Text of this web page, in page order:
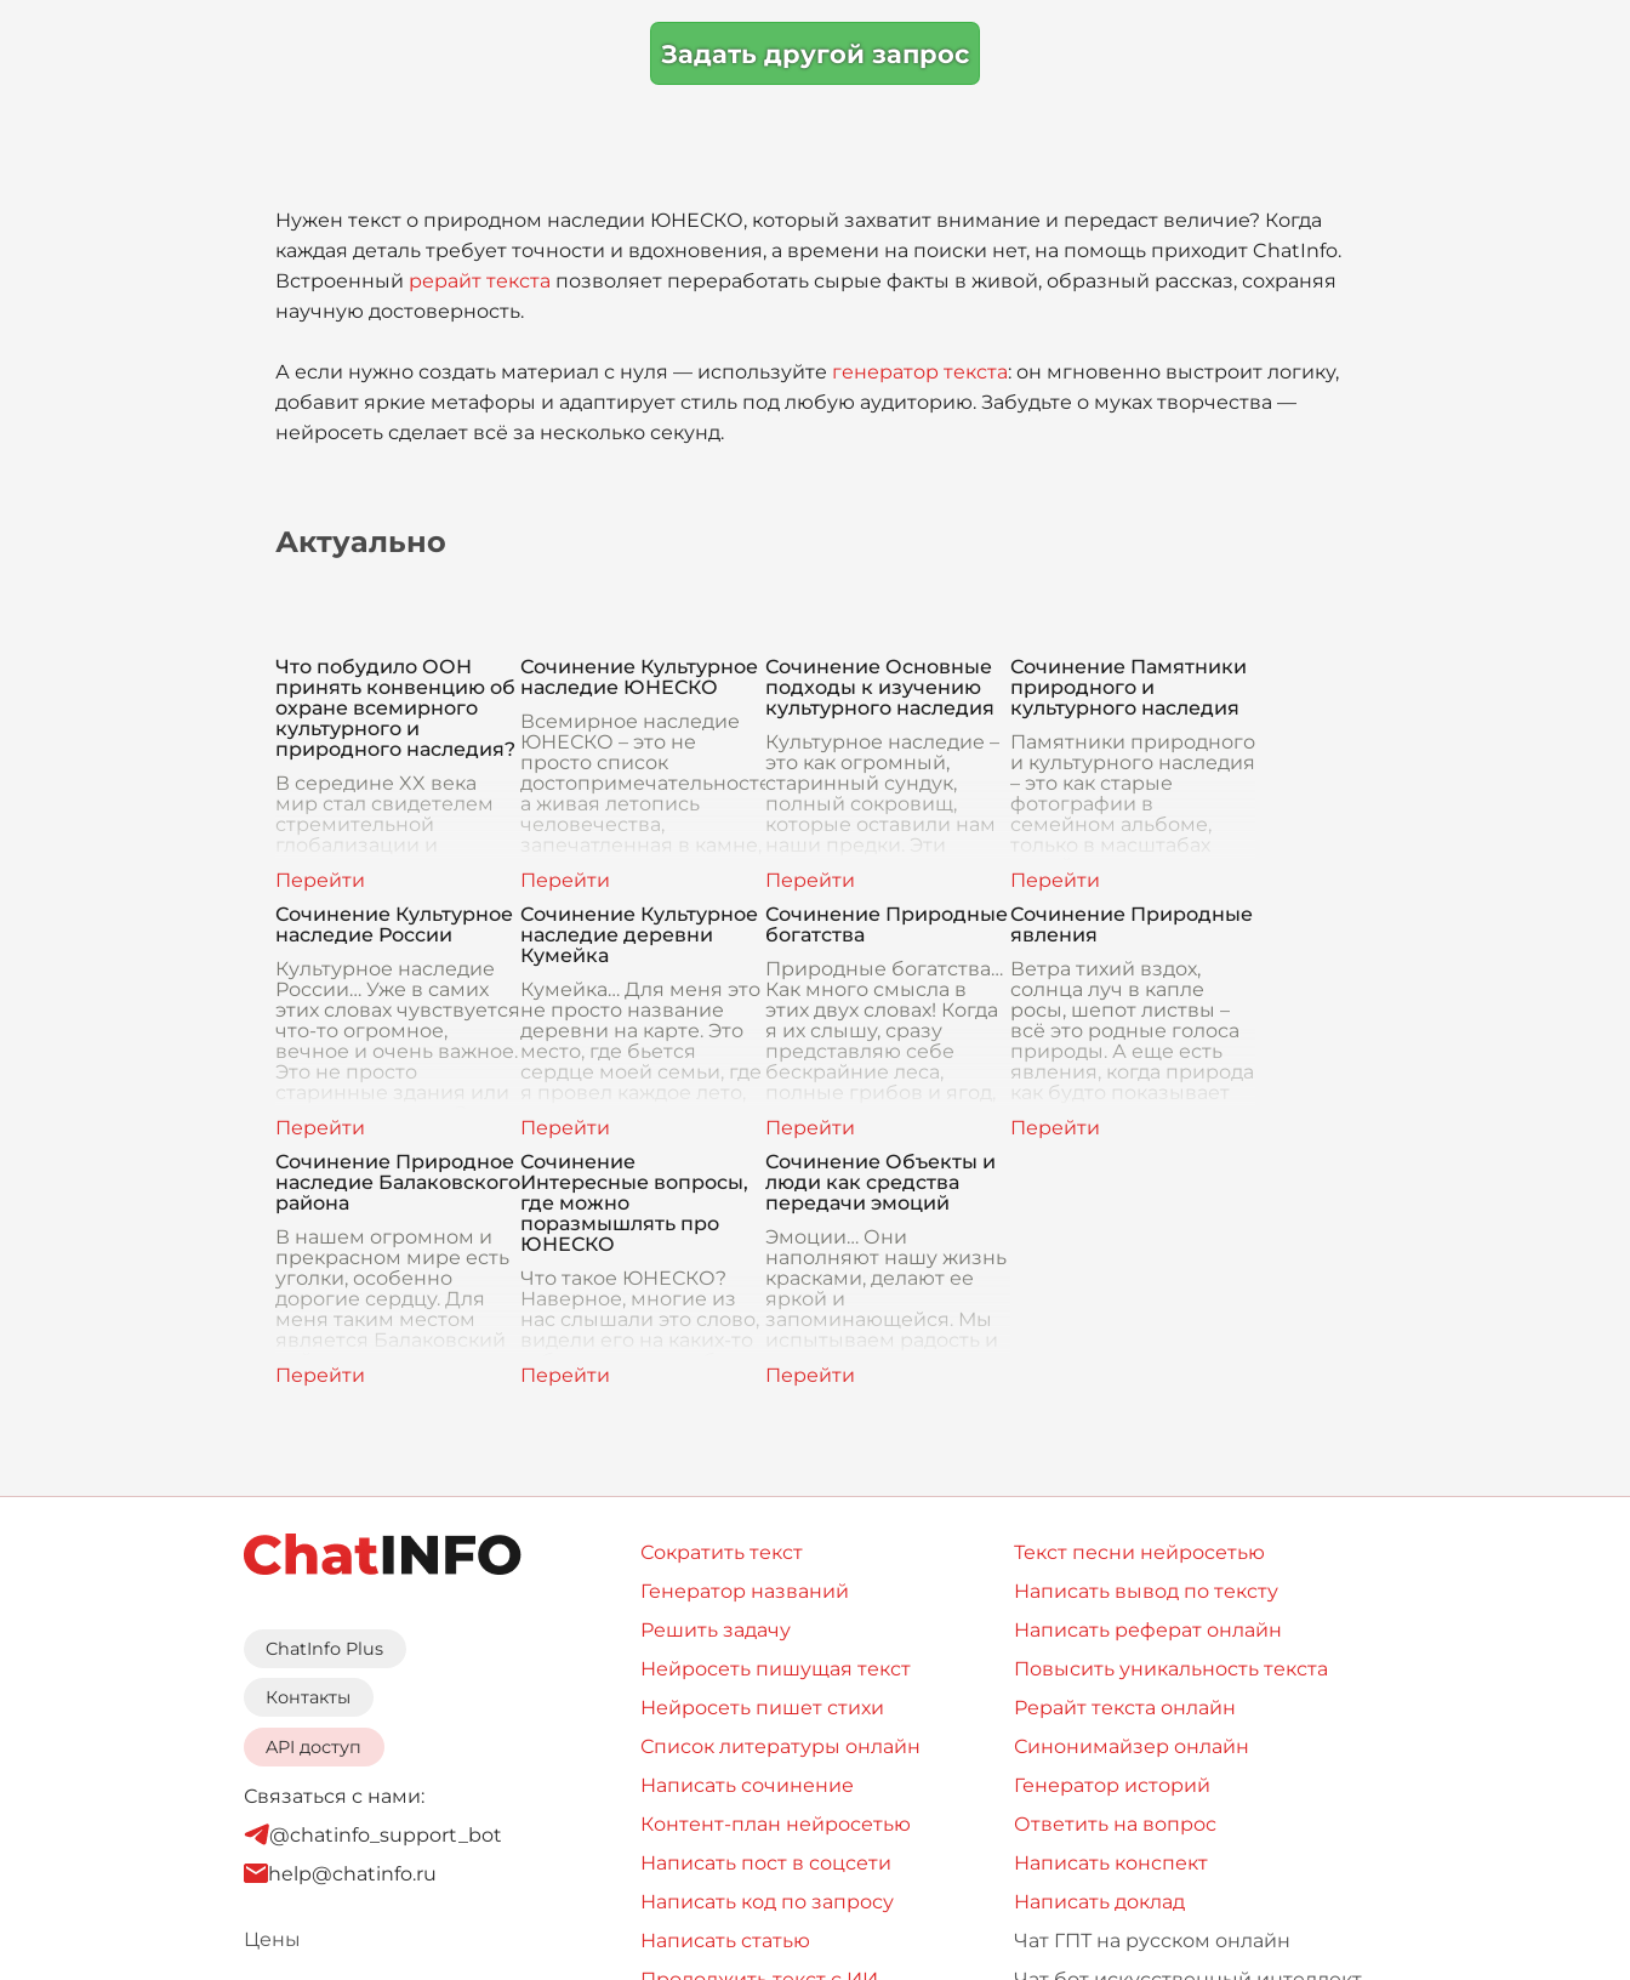
Задать другой запрос
Нужен текст о природном наследии ЮНЕСКО, который захватит внимание и передаст величие? Когда
каждая деталь требует точности и вдохновения, а времени на поиски нет, на помощь приходит ChatInfo.
Встроенный рерайт текста позволяет переработать сырые факты в живой, образный рассказ, сохраняя
научную достоверность.
А если нужно создать материал с нуля — используйте генератор текста: он мгновенно выстроит логику,
добавит яркие метафоры и адаптирует стиль под любую аудиторию. Забудьте о муках творчества —
нейросеть сделает всё за несколько секунд.
Актуально
Что побудило ООН
принять конвенцию об
охране всемирного
культурного и
природного наследия?
В середине XX века
мир стал свидетелем
стремительной
глобализации и
прогресса. С одной
стороны, это открывало
новые возможности
для развития и
процветания, но с др
Сочинение Культурное
наследие ЮНЕСКО
Всемирное наследие
ЮНЕСКО – это не
просто список
достопримечательностей,
а живая летопись
человечества,
запечатленная в камне,
традициях. Это
свидетельство неверо
Сочинение Основные
подходы к изучению
культурного наследия
Культурное наследие –
это как огромный,
старинный сундук,
полный сокровищ,
которые оставили нам
наши предки. Эти
золотые монеты и
драгоценности, а
скорее, зна
Сочинение Памятники
природного и
культурного наследия
Памятники природного
и культурного наследия
– это как старые
фотографии в
семейном альбоме,
только в масштабах
всего мира. Они
рассказывают нам о
прошлом, о то
Сочинение Культурное
наследие России
Культурное наследие
России… Уже в самих
этих словах чувствуется
что-то огромное,
вечное и очень важное.
Это не просто
старинные здания или
что делает нас р
Сочинение Культурное
наследие деревни
Кумейка
Кумейка… Для меня это
не просто название
деревни на карте. Это
место, где бьется
сердце моей семьи, где
я провел каждое лето,
каждое дерево хранят
свои секрет
Сочинение Природные
богатства
Природные богатства…
Как много смысла в
этих двух словах! Когда
я их слышу, сразу
представляю себе
бескрайние леса,
полные грибов и ягод,
солнце, глубокие озера
Сочинение Природные
явления
Ветра тихий вздох,
солнца луч в капле
росы, шепот листвы –
всё это родные голоса
природы. А еще есть
явления, когда природа
как будто показывает
чувствуешь себя ма
Сочинение Природное
наследие Балаковского
района
В нашем огромном и
прекрасном мире есть
уголки, особенно
дорогие сердцу. Для
меня таким местом
является Балаковский
родина. Здесь я
Сочинение
Интересные вопросы,
где можно
поразмышлять про
ЮНЕСКО
Что такое ЮНЕСКО?
Наверное, многие из
нас слышали это слово,
видели его на каких-то
даже на экскурсиях. Но
Сочинение Объекты и
люди как средства
передачи эмоций
Эмоции… Они
наполняют нашу жизнь
красками, делают ее
яркой и
запоминающейся. Мы
испытываем радость и
разочарование, любовь
ChatInfo Plus
Контакты
API доступ
Связаться с нами:
@chatinfo_support_bot
help@chatinfo.ru
Цены
Сократить текст
Генератор названий
Решить задачу
Нейросеть пишущая текст
Нейросеть пишет стихи
Список литературы онлайн
Написать сочинение
Контент-план нейросетью
Написать пост в соцсети
Написать код по запросу
Написать статью
Текст песни нейросетью
Написать вывод по тексту
Написать реферат онлайн
Повысить уникальность текста
Рерайт текста онлайн
Синонимайзер онлайн
Генератор историй
Ответить на вопрос
Написать конспект
Написать доклад
Чат ГПТ на русском онлайн